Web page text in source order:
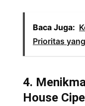
Baca Juga:
Prioritas
4.
House